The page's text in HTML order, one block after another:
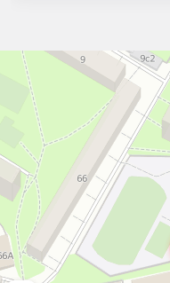
СЭС Чистый Город
Дезинфекция, дезинсекция,